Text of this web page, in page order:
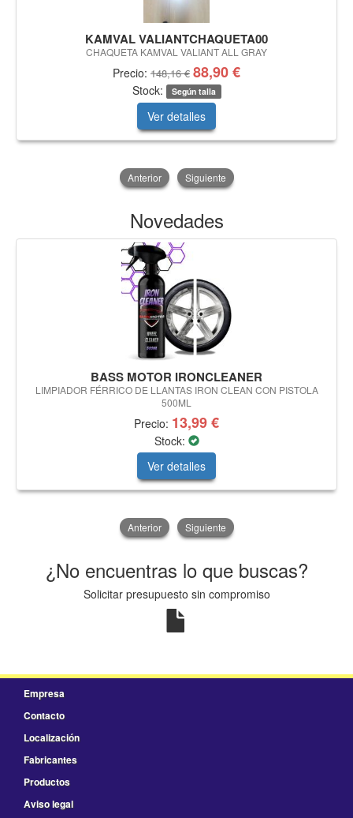
KAMVAL VALIANTCHAQUETA00
CHAQUETA KAMVAL VALIANT ALL GRAY
Precio: 148,16 € 88,90 €
Stock: Según talla
Ver detalles
Anterior Siguiente
Novedades
BASS MOTOR IRONCLEANER
LIMPIADOR FÉRRICO DE LLANTAS IRON CLEAN CON PISTOLA
500ML
Precio: 13,99 €
Stock:
Ver detalles
Anterior Siguiente
¿No encuentras lo que buscas?
Solicitar presupuesto sin compromiso
Empresa
Contacto
Localización
Fabricantes
Productos
Aviso legal